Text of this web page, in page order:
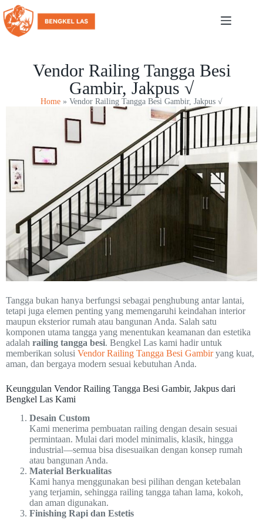
Vendor Railing Tangga Besi
Gambir, Jakpus √
Home » Vendor Railing Tangga Besi Gambir, Jakpus √
Tangga bukan hanya berfungsi sebagai penghubung antar lantai,
tetapi juga elemen penting yang memengaruhi keindahan interior
maupun eksterior rumah atau bangunan Anda. Salah satu
komponen utama tangga yang menentukan keamanan dan estetika
adalah railing tangga besi. Bengkel Las kami hadir untuk
memberikan solusi Vendor Railing Tangga Besi Gambiryang kuat,
aman, dan bergaya modern sesuai kebutuhan Anda.
Keunggulan Vendor Railing Tangga Besi Gambir, Jakpus dari
Bengkel Las Kami
Desain Custom
Kami menerima pembuatan railing dengan desain sesuai
permintaan. Mulai dari model minimalis, klasik, hingga
industrial—semua bisa disesuaikan dengan konsep rumah
atau bangunan Anda.
Material Berkualitas
Kami hanya menggunakan besi pilihan dengan ketebalan
yang terjamin, sehingga railing tangga tahan lama, kokoh,
dan aman digunakan.
Finishing Rapi dan Estetis